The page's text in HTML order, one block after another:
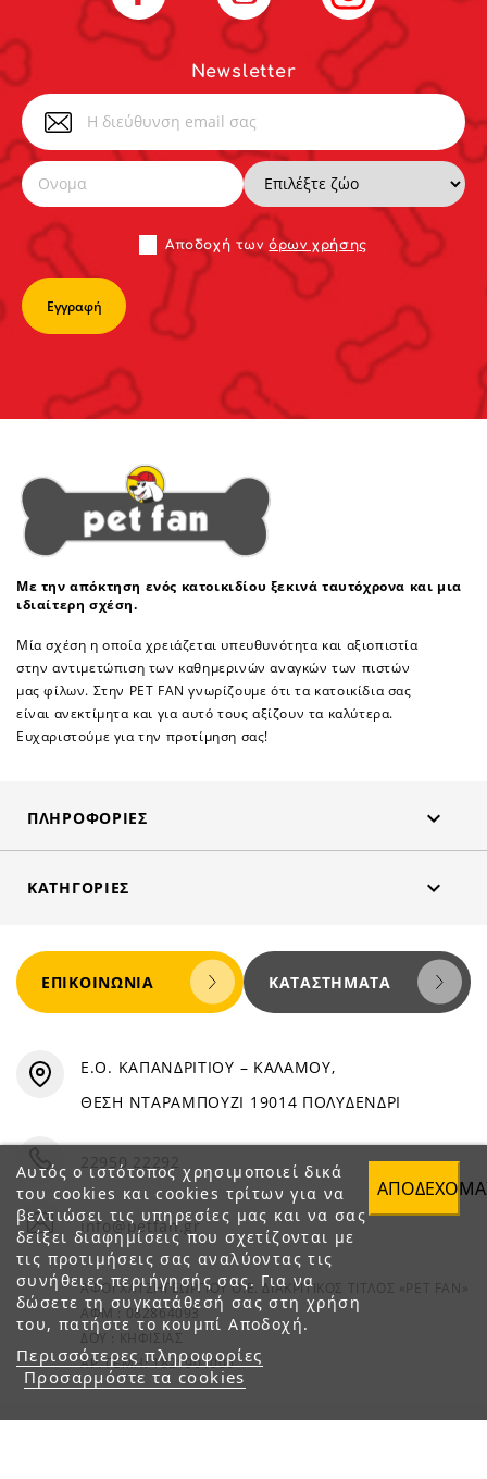
Newsletter
Αποδoχή τωνόρων χρήσης
Με την απόκτηση ενός κατοικιδίου ξεκινά ταυτόχρονα και μια
ιδιαίτερη σχέση.
Μία σχέση η οποία χρειάζεται υπευθυνότητα και αξιοπιστία
στην αντιμετώπιση των καθημερινών αναγκών των πιστών
μας φίλων. Στην PET FAN γνωρίζουμε ότι τα κατοικίδια σας
είναι ανεκτίμητα και για αυτό τους αξίζουν τα καλύτερα.
Ευχαριστούμε για την προτίμηση σας!
ΠΛΗΡΟΦΟΡΊΕΣ 
ΚΑΤΗΓΟΡΊΕΣ 
Αυτός ο ιστότοπος χρησιμοποιεί δικά
του cookies και cookies τρίτων για να
βελτιώσει τις υπηρεσίες μας και να σας
δείξει διαφημίσεις που σχετίζονται με
τις προτιμήσεις σας αναλύοντας τις
συνήθειες περιήγησής σας. Για να
δώσετε τη συγκατάθεσή σας στη χρήση
του, πατήστε το κουμπί Αποδοχή.
Περισσότερες πληροφορίες
Προσαρμόστε τα cookies
ΕΠΙΚΟΙΝΩΝΊΑ ΚΑΤΑΣΤΉΜΑΤΑ
Ε.Ο. ΚΑΠΑΝΔΡΙΤΙΟΥ – ΚΑΛΑΜΟΥ,
ΘΕΣΗ ΝΤΑΡΑΜΠΟΥΖΙ 19014 ΠΟΛΥΔΕΝΔΡΙ
22950 22292
info@petfan.gr
ΑΦΟΙ ΧΑΤΖΗΓΕΩΡΓΙΟΥ Ο.Ε. ΔΙΑΚΡΙΤΙΚΟΣ ΤΙΤΛΟΣ «PET FAN»
ΑΦΜ : 082864093
ΔΟΥ : ΚΗΦΙΣΙΑΣ
ΑΡ. ΓΕΜΗ: 1821901000